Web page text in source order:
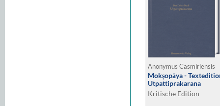
Anonymus Casmiriensis
Mokṣopāya -
Utpattiprakarana
Kritische Edition